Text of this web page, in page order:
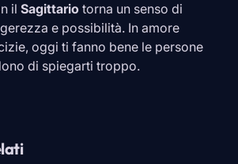
il Sagittario torna un senso di
e possibilità. In amore
oggi ti fanno bene le persone
di spiegarti troppo.